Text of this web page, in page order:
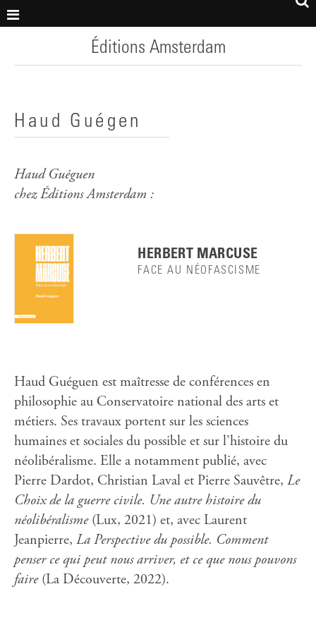
Éditions Amsterdam
Haud Guégen
Haud Guéguen
chez Éditions Amsterdam :
HERBERT MARCUSE
FACE AU NÉOFASCISME
Haud Guéguen est maîtresse de conférences en
philosophie au Conservatoire national des arts et
métiers. Ses travaux portent sur les sciences
humaines et sociales du possible et sur l’histoire du
néolibéralisme. Elle a notamment publié, avec
Pierre Dardot, Christian Laval et Pierre Sauvêtre, Le
Choix de la guerre civile. Une autre histoire du
néolibéralisme(Lux, 2021) et, avec Laurent
Jeanpierre, La Perspective du possible. Comment
penser ce qui peut nous arriver, et ce que nous pouvons
faire(La Découverte, 2022).